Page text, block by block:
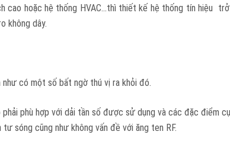
cao hoặc hệ thống HVAC…thì thiết kế hệ thống tín hiệu
không dây.
có một số bất ngờ thú vị ra khỏi đó.
phù hợp với dải tần số được sử dụng và các đặc điểm
sóng cũng như không vấn đề với ăng ten RF.